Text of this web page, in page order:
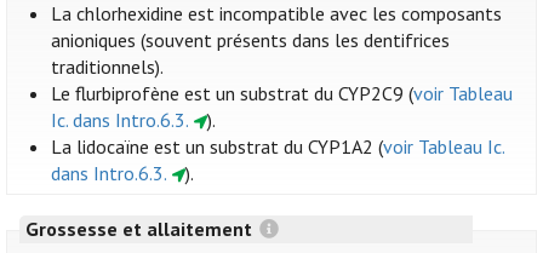
La chlorhexidine est incompatible avec les composants
anioniques (souvent présents dans les dentifrices
traditionnels).
Le flurbiprofène est un substrat du CYP2C9 (voir Tableau
Ic. dans Intro.6.3.
).
La lidocaïne est un substrat du CYP1A2 (voir Tableau Ic.
dans Intro.6.3.
).
Grossesse et allaitement